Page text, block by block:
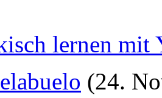
lernen mit
(24.